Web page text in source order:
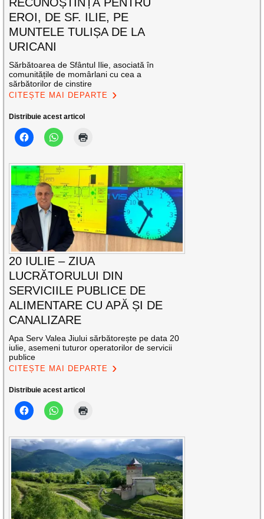
RECUNOȘTINȚĂ PENTRU
EROI, DE SF. ILIE, PE
MUNTELE TULIȘA DE LA
URICANI
Sărbătoarea de Sfântul Ilie, asociată în
comunitățile de momârlani cu cea a
sărbătorilor de cinstire
CITEȘTE MAI DEPARTE
Distribuie acest articol
20 IULIE – ZIUA
LUCRĂTORULUI DIN
SERVICIILE PUBLICE DE
ALIMENTARE CU APĂ ȘI DE
CANALIZARE
Apa Serv Valea Jiului sărbătorește pe data 20
iulie, asemeni tuturor operatorilor de servicii
publice
CITEȘTE MAI DEPARTE
Distribuie acest articol